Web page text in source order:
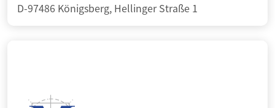
D-97486 Königsberg, Hellinger Straße 1